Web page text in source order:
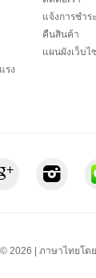
รง
แจ้งการชำร
คืนสินค้า
แผนผังเว็บไ
2026 | ภาษาไทยโดย